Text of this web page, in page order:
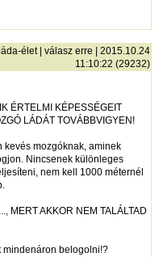
élet|válasz erre | 2015.10.24
11:10:22 (29232)
ÉRTELMI KÉPESSÉGEIT
LÁDÁT TOVÁBBVIGYEN!
kevés mozgóknak, aminek
Nincsenek különleges
nem kell 1000 méternél
MERT AKKOR NEM TALÁLTAD
mindenáron belogolni!?